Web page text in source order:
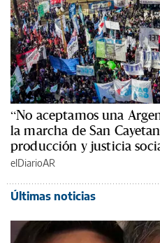
“No aceptamos una
la marcha de San
producción y justicia
elDiarioAR
Últimas noticias